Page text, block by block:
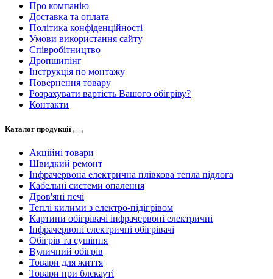
Про компанію
Доставка та оплата
Політика конфіденційності
Умови використання сайту
Співробітництво
Дропшипінг
Інструкція по монтажу
Повернення товару
Розрахувати вартість Вашого обігріву?
Контакти
Каталог продукції
Акційні товари
Швидкий ремонт
Інфрачервона електрична плівкова тепла підлога
Кабельні системи опалення
Дров'яні печі
Теплі килими з електро-підігрівом
Картини обігрівачі інфрачервоні електричні
Інфрачервоні електричні обігрівачі
Обігрів та сушіння
Вуличний обігрів
Товари для життя
Товари при блєкауті